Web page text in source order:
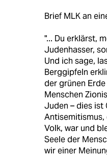
Brief MLK an
"... Du erklärst,
Judenhasser,
Und ich sage,
Berggipfeln
der grünen
Menschen
Juden – dies ist
Antisemitismus,
Volk, war und
Seele der
wir einer